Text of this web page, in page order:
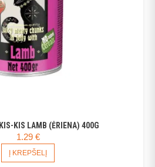
KIS LAMB (ĖRIENA) 400G
1.29 €
Į KREPŠELĮ